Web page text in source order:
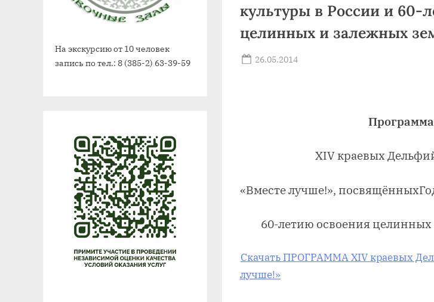
культуры в России и 60-
целинных и залежных
Posted
26.05.2014
Программа
XIVкраевых
«Вместе лучше!», посвящённых
60-летию освоения
Скачать ПРОГРАММА XIV краевых
лучше!»
На экскурсию от 10 человек
запись по тел.: 8 (385-2) 63-39-59